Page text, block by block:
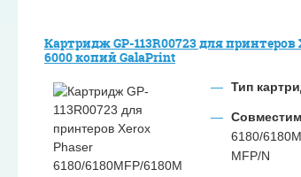
Картридж GP-113R00723 для принтеров
6000 копий GalaPrint
Тип
6180/
MFP/N